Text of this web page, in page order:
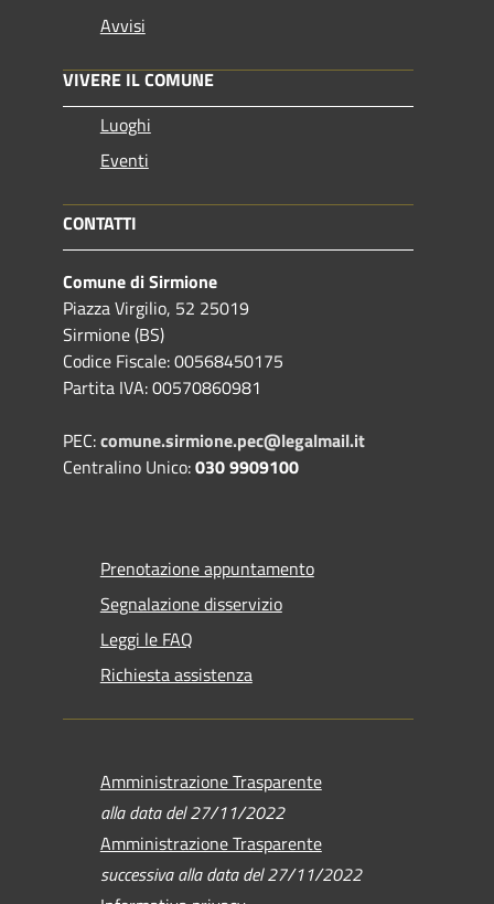
Avvisi
VIVERE IL COMUNE
Luoghi
Eventi
CONTATTI
Comune di Sirmione
Piazza Virgilio, 52 25019
Sirmione (BS)
Codice Fiscale: 00568450175
Partita IVA: 00570860981
PEC:comune.sirmione.pec@legalmail.it
Centralino Unico:030 9909100
Prenotazione appuntamento
Segnalazione disservizio
Leggi le FAQ
Richiesta assistenza
Amministrazione Trasparente
alla data del 27/11/2022
Amministrazione Trasparente
successiva alla data del 27/11/2022